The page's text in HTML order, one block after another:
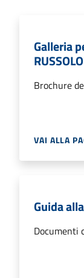
Galleria
Brochure
VAI ALLA
Guida
Documenti